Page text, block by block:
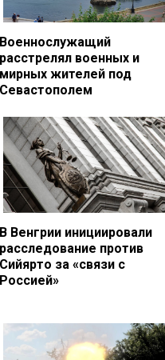
Военнослужащий
расстрелял военных и
мирных жителей под
Севастополем
В Венгрии инициировали
расследование против
Сийярто за «связи с
Россией»